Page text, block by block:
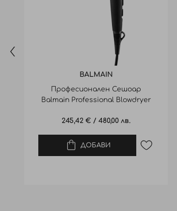
BALMAIN
Професионален Сешоар
Balmain Professional Blowdryer
245,42 € / 480,00 лв.
ДОБАВИ